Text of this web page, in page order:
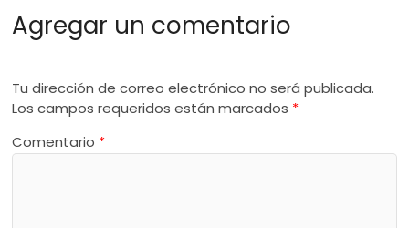
Agregar un comentario
Tu dirección de correo electrónico no será publicada.
Los campos requeridos están marcados *
Comentario *